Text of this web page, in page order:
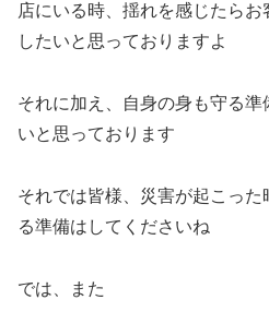
店にいる時、揺れを感じたら
したいと思っておりますよ
それに加え、自身の身も守る
いと思っております
それでは皆様、災害が起こっ
る準備はしてくださいね
では、また